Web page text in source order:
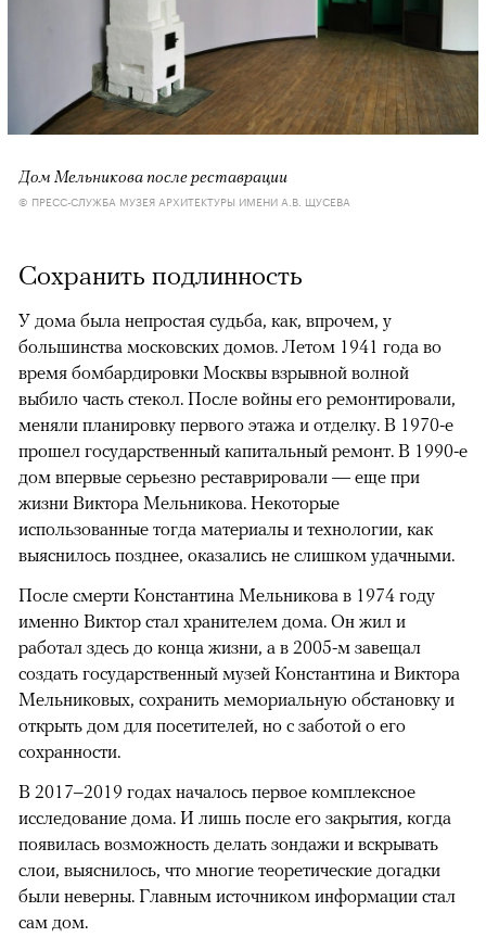
Дом Мельникова после реставрации
© ПРЕСС-СЛУЖБА МУЗЕЯ АРХИТЕКТУРЫ ИМЕНИ А.В. ЩУСЕВА
Сохранить подлинность
У дома была непростая судьба, как, впрочем, у
большинства московских домов. Летом 1941 года во
время бомбардировки Москвы взрывной волной
выбило часть стекол. После войны его ремонтировали,
меняли планировку первого этажа и отделку. В 1970-е
прошел государственный капитальный ремонт. В 1990-е
дом впервые серьезно реставрировали — еще при
жизни Виктора Мельникова. Некоторые
использованные тогда материалы и технологии, как
выяснилось позднее, оказались не слишком удачными.
После смерти Константина Мельникова в 1974 году
именно Виктор стал хранителем дома. Он жил и
работал здесь до конца жизни, а в 2005-м завещал
создать государственный музей Константина и Виктора
Мельниковых, сохранить мемориальную обстановку и
открыть дом для посетителей, но с заботой о его
сохранности.
В 2017–2019 годах началось первое комплексное
исследование дома. И лишь после его закрытия, когда
появилась возможность делать зондажи и вскрывать
слои, выяснилось, что многие теоретические догадки
были неверны. Главным источником информации стал
сам дом.